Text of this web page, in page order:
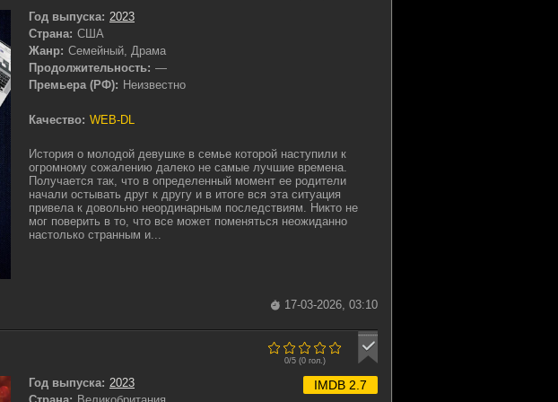
Год выпуска: 2023
Страна: США
Жанр: Семейный, Драма
Продолжительность: —
Премьера (РФ): Неизвестно
Качество: WEB-DL
История о молодой девушке в семье которой наступили к
огромному сожалению далеко не самые лучшие времена.
Получается так, что в определенный момент ее родители
начали остывать друг к другу и в итоге вся эта ситуация
привела к довольно неординарным последствиям. Никто не
мог поверить в то, что все может поменяться неожиданно
настолько странным и...
17-03-2026, 03:10
0/5 (0гол.)
Год выпуска: 2023
IMDB 2.7